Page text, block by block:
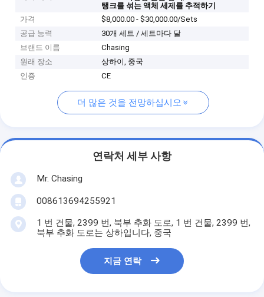
탱크를 섞는 액체 세제를 추적하기
가격
$8,000.00 - $30,000.00/Sets
공급 능력
30개 세트 / 세트마다 달
브랜드 이름
Chasing
원래 장소
상하이, 중국
인증
CE
더 많은 것을 전망하십시오
연락처 세부 사항
Mr. Chasing
008613694255921
1 번 건물, 2399 번, 북부 추화 도로, 1 번 건물, 2399 번,
북부 추화 도로는 상하입니다, 중국
지금 연락